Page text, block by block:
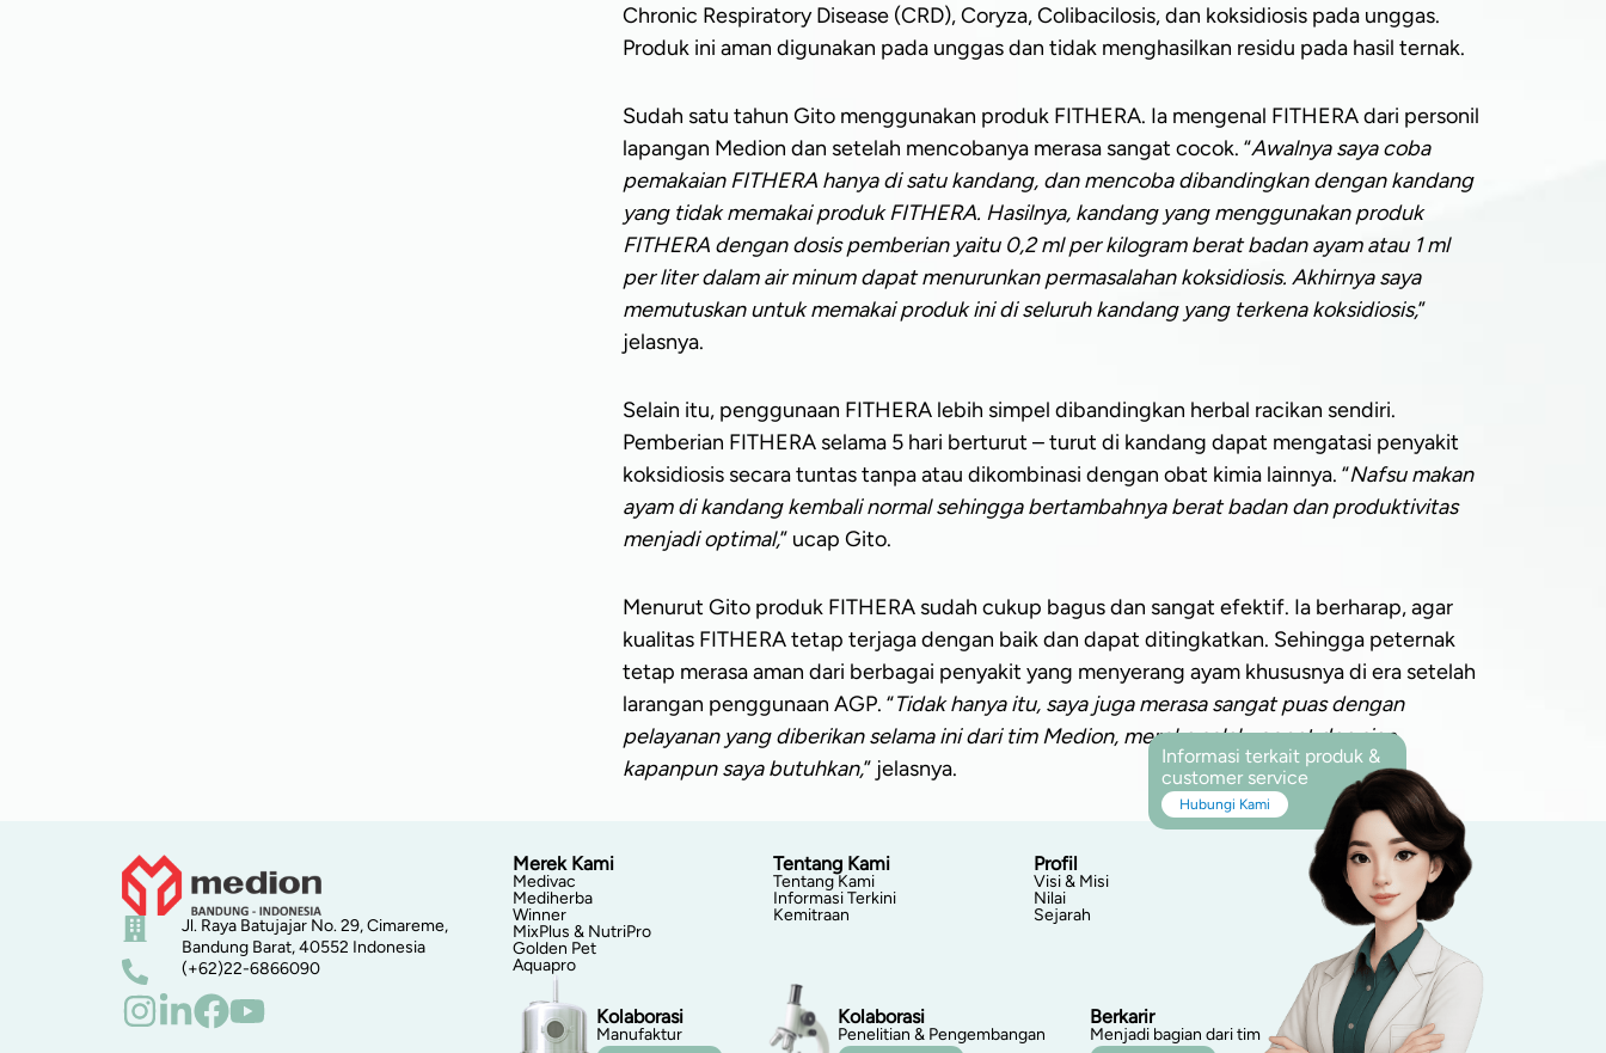
Chronic Respiratory Disease (CRD), Coryza, Colibacilosis, dan koksidiosis pada unggas.
Produk ini aman digunakan pada unggas dan tidak menghasilkan residu pada hasil ternak.
Sudah satu tahun Gito menggunakan produk FITHERA. Ia mengenal FITHERA dari personil
lapangan Medion dan setelah mencobanya merasa sangat cocok. “Awalnya saya coba
pemakaian FITHERA hanya di satu kandang, dan mencoba dibandingkan dengan kandang
yang tidak memakai produk FITHERA. Hasilnya, kandang yang menggunakan produk
FITHERA dengan dosis pemberian yaitu 0,2 ml per kilogram berat badan ayam atau 1 ml
per liter dalam air minum dapat menurunkan permasalahan koksidiosis. Akhirnya saya
memutuskan untuk memakai produk ini di seluruh kandang yang terkena koksidiosis,”
jelasnya.
Selain itu, penggunaan FITHERA lebih simpel dibandingkan herbal racikan sendiri.
Pemberian FITHERA selama 5 hari berturut – turut di kandang dapat mengatasi penyakit
koksidiosis secara tuntas tanpa atau dikombinasi dengan obat kimia lainnya. “Nafsu makan
ayam di kandang kembali normal sehingga bertambahnya berat badan dan produktivitas
menjadi optimal,” ucap Gito.
Menurut Gito produk FITHERA sudah cukup bagus dan sangat efektif. Ia berharap, agar
kualitas FITHERA tetap terjaga dengan baik dan dapat ditingkatkan. Sehingga peternak
tetap merasa aman dari berbagai penyakit yang menyerang ayam khususnya di era setelah
larangan penggunaan AGP. “Tidak hanya itu, saya juga merasa sangat puas dengan
pelayanan yang diberikan selama ini dari tim Medion, mereka selalu cepat dan siap
kapanpun saya butuhkan,” jelasnya.
Jl. Raya Batujajar No. 29, Cimareme,
Bandung Barat, 40552 Indonesia
(+62)22-6866090
Merek Kami
Medivac
Mediherba
Winner
MixPlus & NutriPro
Golden Pet
Aquapro
Tentang Kami
Tentang Kami
Informasi Terkini
Kemitraan
Profil
Visi & Misi
Nilai
Sejarah
Kolaborasi
Manufaktur
Kolaborasi
Penelitian & Pengembangan
Berkarir
Menjadi bagian dari tim
Informasi terkait produk &
customer service
Hubungi Kami